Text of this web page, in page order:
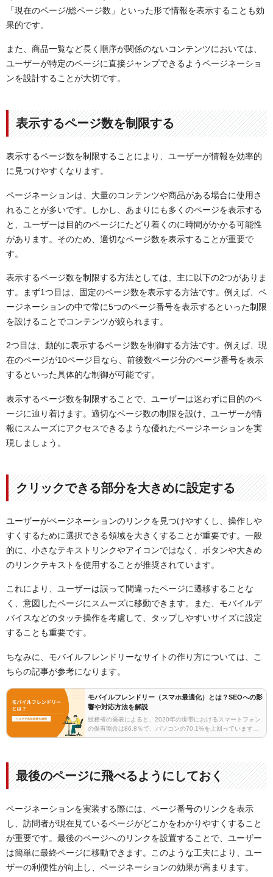
「現在のページ/総ページ数」といった形で情報を表示することも効
果的です。
また、商品一覧など長く順序が関係のないコンテンツにおいては、
ユーザーが特定のページに直接ジャンプできるようページネーショ
ンを設計することが大切です。
表示するページ数を制限する
表示するページ数を制限することにより、ユーザーが情報を効率的
に見つけやすくなります。
ページネーションは、大量のコンテンツや商品がある場合に使用さ
れることが多いです。しかし、あまりにも多くのページを表示する
と、ユーザーは目的のページにたどり着くのに時間がかかる可能性
があります。そのため、適切なページ数を表示することが重要で
す。
表示するページ数を制限する方法としては、主に以下の2つがありま
す。まず1つ目は、固定のページ数を表示する方法です。例えば、ペ
ージネーションの中で常に5つのページ番号を表示するといった制限
を設けることでコンテンツが絞られます。
2つ目は、動的に表示するページ数を制御する方法です。例えば、現
在のページが10ページ目なら、前後数ページ分のページ番号を表示
するといった具体的な制御が可能です。
表示するページ数を制限することで、ユーザーは迷わずに目的のペ
ージに辿り着けます。適切なページ数の制限を設け、ユーザーが情
報にスムーズにアクセスできるような優れたページネーションを実
現しましょう。
クリックできる部分を大きめに設定する
ユーザーがページネーションのリンクを見つけやすくし、操作しや
すくするために選択できる領域を大きくすることが重要です。一般
的に、小さなテキストリンクやアイコンではなく、ボタンや大きめ
のリンクテキストを使用することが推奨されています。
これにより、ユーザーは誤って間違ったページに遷移することな
く、意図したページにスムーズに移動できます。また、モバイルデ
バイスなどのタッチ操作を考慮して、タップしやすいサイズに設定
することも重要です。
ちなみに、モバイルフレンドリーなサイトの作り方については、こ
ちらの記事が参考になります。
モバイルフレンドリー（スマホ最適化）とは？SEOへの影
響や対応方法を解説
総務省の発表によると、2020年の世帯におけるスマートフォン
の保有割合は86.8％で、パソコンの70.1%を上回っています。
この記事では、今やWebサイト運営の定石ともいえるモバイル
最後のページに飛べるようにしておく
ページネーションを実装する際には、ページ番号のリンクを表示
し、訪問者が現在見ているページがどこかをわかりやすくすること
が重要です。最後のページへのリンクを設置することで、ユーザー
は簡単に最終ページに移動できます。このような工夫により、ユー
ザーの利便性が向上し、ページネーションの効果が高まります。